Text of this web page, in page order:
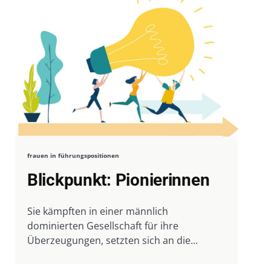
frauen in führungspositionen
Blickpunkt: Pionierinnen
Sie kämpften in einer männlich
dominierten Gesellschaft für ihre
Überzeugungen, setzten sich an die...